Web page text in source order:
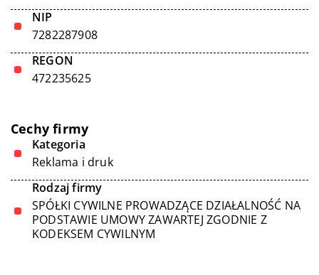
NIP
7282287908
REGON
472235625
Cechy firmy
Kategoria
Reklama i druk
Rodzaj firmy
SPÓŁKI CYWILNE PROWADZĄCE DZIAŁALNOŚĆ NA
PODSTAWIE UMOWY ZAWARTEJ ZGODNIE Z
KODEKSEM CYWILNYM